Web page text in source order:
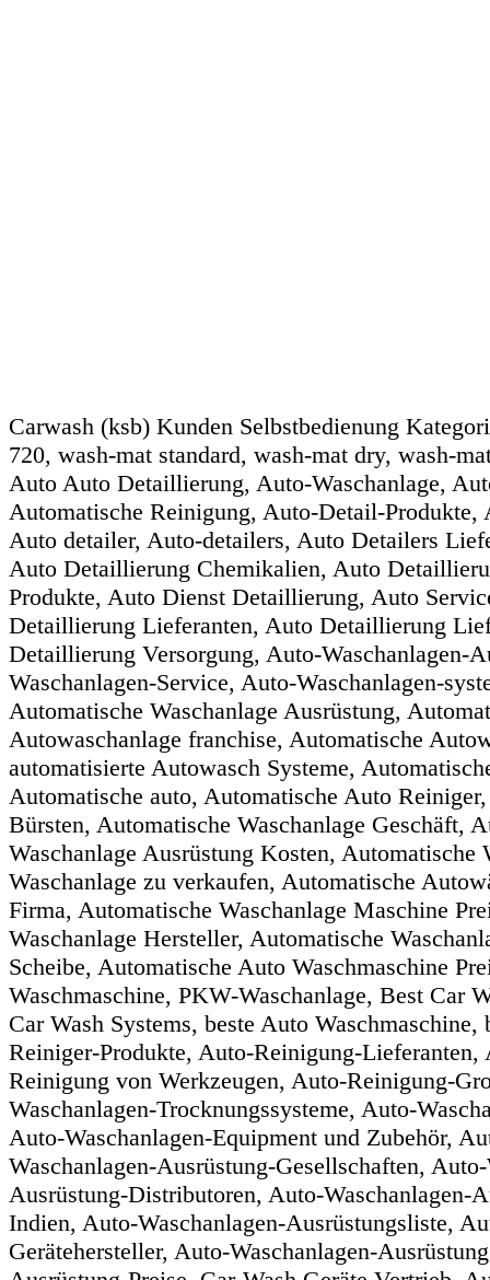
Carwash (ksb) Kunden Selbstbedienung
720, wash-mat standard, wash-mat dry, wash-
Auto Auto Detaillierung, Auto-Waschanlage,
Automatische Reinigung, Auto-Detail-
Auto detailer, Auto-detailers, Auto Detailers
Auto Detaillierung Chemikalien, Auto
Produkte, Auto Dienst Detaillierung, Auto
Detaillierung Lieferanten, Auto Detaillierung
Detaillierung Versorgung, Auto-Waschanlagen-
Waschanlagen-Service, Auto-Waschanlagen-
Automatische Waschanlage Ausrüstung,
Autowaschanlage franchise, Automatische
automatisierte Autowasch Systeme,
Automatische auto, Automatische Auto
Bürsten, Automatische Waschanlage Geschäft,
Waschanlage Ausrüstung Kosten,
Waschanlage zu verkaufen, Automatische
Firma, Automatische Waschanlage Maschine
Waschanlage Hersteller, Automatische
Scheibe, Automatische Auto Waschmaschine
Waschmaschine, PKW-Waschanlage, Best Car
Car Wash Systems, beste Auto
Reiniger-Produkte, Auto-Reinigung-
Reinigung von Werkzeugen, Auto-Reinigung-
Waschanlagen-Trocknungssysteme, Auto-
Auto-Waschanlagen-Equipment und Zubehör,
Waschanlagen-Ausrüstung-Gesellschaften,
Ausrüstung-Distributoren, Auto-Waschanlagen-
Indien, Auto-Waschanlagen-Ausrüstungsliste,
Gerätehersteller, Auto-Waschanlagen-